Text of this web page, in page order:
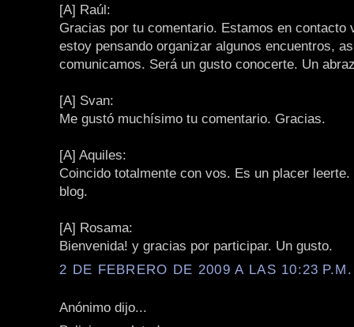
[A] Raúl:
Gracias por tu comentario. Estamos en contacto
estoy pensando organizar algunos encuentros,
comunicamos. Será un gusto conocerte. Un
[A] Svan:
Me gustó muchísimo tu comentario. Gracias.
[A] Aquiles:
Coincido totalmente con vos. Es un placer
blog.
[A] Rosama:
Bienvenida! y gracias por participar. Un gusto.
2 DE FEBRERO DE 2009 A LAS 10:23 P.M.
Anónimo dijo...